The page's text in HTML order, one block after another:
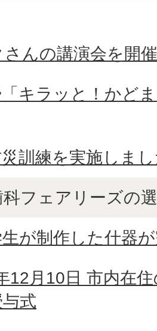
んの講演会を開催
キラッと！かど
訓練を実施しま
フェアリーズの
が制作した什器
12月10日 市内在
式